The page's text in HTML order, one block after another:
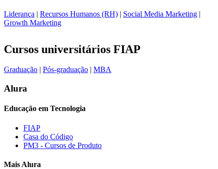
Liderança | Recursos Humanos (RH) | Social Media Marketing |
Growth Marketing
Cursos universitários FIAP
Graduação Pós-graduação MBA
Alura
Educação em Tecnologia
FIAP
Casa do Código
PM3 - Cursos de Produto
Mais Alura